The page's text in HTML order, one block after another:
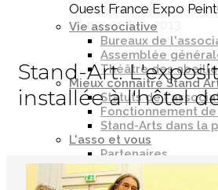
Vie associative
Bureaux de
Assemblée
Théâtre des
Mieux connaitre Stand
Statuts de
Fonctionnement
Stand-Arts dans la
L'asso et vous
Partenaires
Adhérer à
Faire un don
Ouest France Expo
26 novembre 2013
Stand-Art.
installée à l'hôtel